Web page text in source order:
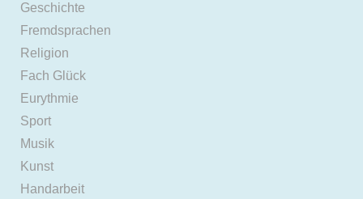
Geschichte
Fremdsprachen
Religion
Fach Glück
Eurythmie
Sport
Musik
Kunst
Handarbeit